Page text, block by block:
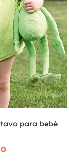
para bebé